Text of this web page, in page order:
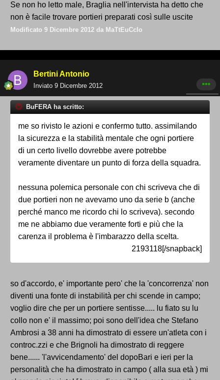
Se non ho letto male, Braglia nell'intervista ha detto che
non è facile trovare portieri preparati così sulle uscite
Modificato 9 Dicembre 2012 da MaTtEuCcIo
Bertini Antonio
Inviato 9 Dicembre 2012
BuFERA ha scritto:
me so rivisto le azioni e confermo tutto. assimilando
la sicurezza e la stabilità mentale che ogni portiere
di un certo livello dovrebbe avere potrebbe
veramente diventare un punto di forza della squadra.
nessuna polemica personale con chi scriveva che di
due portieri non ne avevamo uno da serie b (anche
perché manco me ricordo chi lo scriveva). secondo
me ne abbiamo due veramente forti e più che la
carenza il problema è l'imbarazzo della scelta.
2193118[/snapback]
so d'accordo, e' importante pero' che la 'concorrenza' non
diventi una fonte di instabilità per chi scende in campo;
voglio dire che per un portiere sentisse..... lu fiato su lu
collo non e' il massimo; poi sono dell'idea che Stefano
Ambrosi a 38 anni ha dimostrato di essere un'atleta con i
controc.zzi e che Brignoli ha dimostrato di reggere
bene...... 'l'avvicendamento' del dopoBari e ieri per la
personalità che ha dimostrato in campo ( alla sua età ) mi